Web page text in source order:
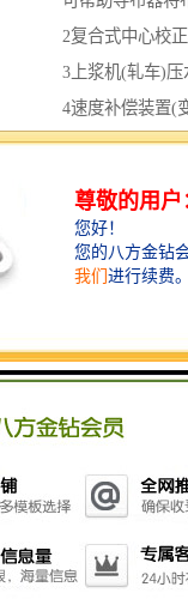
2复合式中心校
3上浆机(轧车)压
4速度补偿装置(
可控制上浆机及
可校正布区之线
6控制面板
将所有电动调整
7展边器及布边
8箱及缩拉码上
10热风循环风箱
11幅宽调整机
可调整布幅